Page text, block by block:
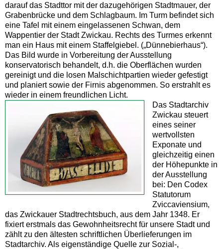
darauf das Stadttor mit der dazugehörigen Stadtmauer, der
Grabenbrücke und dem Schlagbaum. Im Turm befindet sich
eine Tafel mit einem eingelassenen Schwan, dem
Wappentier der Stadt Zwickau. Rechts des Turmes erkennt
man ein Haus mit einem Staffelgiebel. („Dünnebierhaus“).
Das Bild wurde in Vorbereitung der Ausstellung
konservatorisch behandelt, d.h. die Oberflächen wurden
gereinigt und die losen Malschichtpartien wieder gefestigt
und planiert sowie der Firnis abgenommen. So erstrahlt es
wieder in einem freundlichen Licht.
Das Stadtarchiv
Zwickau steuert
eines seiner
wertvollsten
Exponate und
gleichzeitig einen
der Höhepunkte in
der Ausstellung
bei: Den Codex
Statutorum
Zviccaviensium,
das Zwickauer Stadtrechtsbuch, aus dem Jahr 1348. Er
fixiert erstmals das Gewohnheitsrecht für unsere Stadt und
zählt zu den ältesten schriftlichen Überlieferungen im
Stadtarchiv. Als eigenständige Quelle zur Sozial-,